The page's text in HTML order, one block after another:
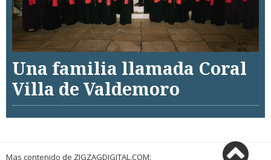
Una familia llamada Coral
Villa de Valdemoro
Mas contenido de ZIGZAGDIGITAL.COM: